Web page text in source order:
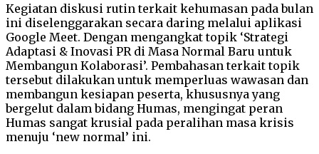
Kegiatan diskusi rutin terkait kehumasan pada bulan
ini diselenggarakan secara daring melalui aplikasi
Google Meet. Dengan mengangkat topik ‘Strategi
Adaptasi & Inovasi PR di Masa Normal Baru untuk
Membangun Kolaborasi’. Pembahasan terkait topik
tersebut dilakukan untuk memperluas wawasan dan
membangun kesiapan peserta, khususnya yang
bergelut dalam bidang Humas, mengingat peran
Humas sangat krusial pada peralihan masa krisis
menuju ‘new normal’ ini.